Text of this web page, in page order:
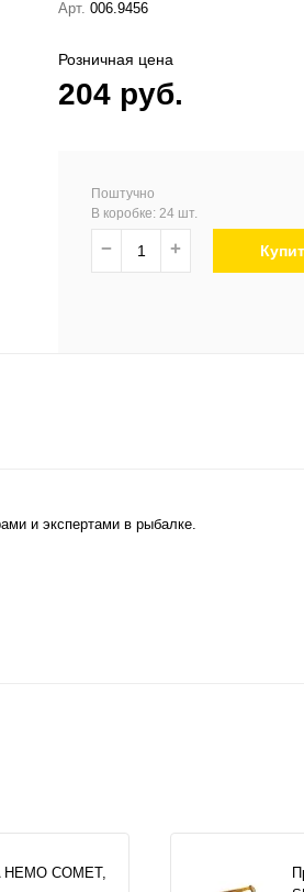
Арт. 006.9456
Розничная цена
204 руб.
Поштучно
В коробке: 24 шт.
− +
и экспертами в рыбалке.
НЕМО COMET,